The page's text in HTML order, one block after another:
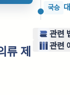
류 제
국승
관련
관련